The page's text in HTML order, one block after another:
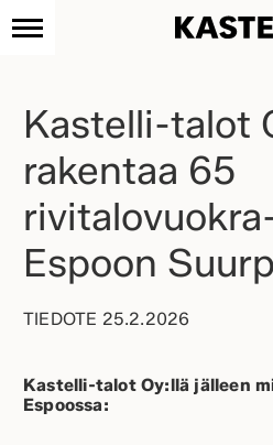
Kastelli-talot
rakentaa 65
Espoon
TIEDOTE 25.2.2026
Kastelli-talot Oy:llä jälleen
Espoossa: